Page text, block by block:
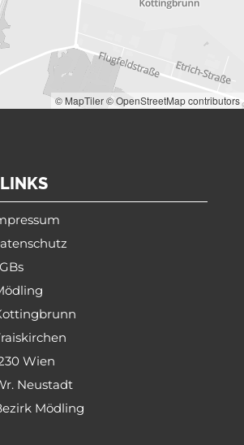
© MapTiler© OpenStreetMap contributors
LINKS
Wien
Neustadt
Mödling